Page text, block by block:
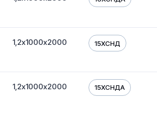
1,2х1000х2000 15ХСНД
1,2х1000х2000 15ХСНДА